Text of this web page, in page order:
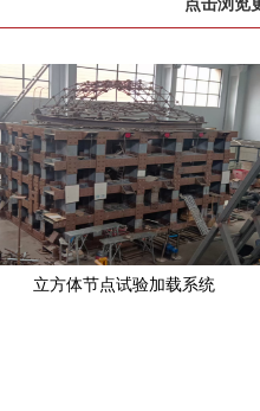
立方体节点试验加载系统